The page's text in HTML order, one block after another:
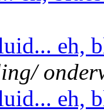
eh,
eh,